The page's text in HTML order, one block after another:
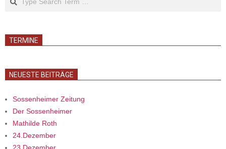
TERMINE
NEUESTE BEITRÄGE
Sossenheimer Zeitung
Der Sossenheimer
Mathilde Roth
24.Dezember